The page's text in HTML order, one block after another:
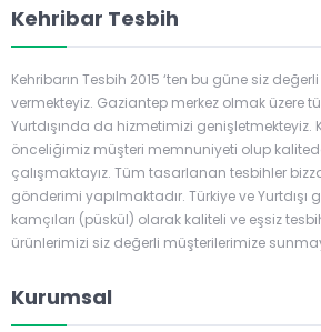
hepimizin aklının bir
sizlerle...
Kehribar Tesbih
Kehribarın Tesbih 2015 ‘ten bu güne siz
vermekteyiz. Gaziantep merkez olmak üzere
Yurtdışında da hizmetimizi genişletmekteyiz.
önceliğimiz müşteri memnuniyeti olup
çalışmaktayız. Tüm tasarlanan tesbihler
gönderimi yapılmaktadır. Türkiye ve Yurtdışı
kamçıları (püskül) olarak kaliteli ve eşsiz
ürünlerimizi siz değerli müşterilerimize
Kurumsal